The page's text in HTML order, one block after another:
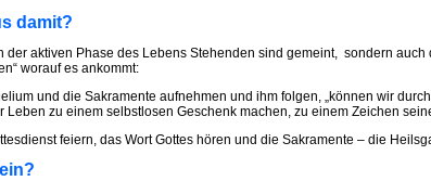
damit?
der aktiven Phase des Lebens Stehenden sind gemeint, sondern
worauf es ankommt:
und die Sakramente aufnehmen und ihm folgen, „können wir
Leben zu einem selbstlosen Geschenk machen, zu einem Zeichen
feiern, das Wort Gottes hören und die Sakramente – die